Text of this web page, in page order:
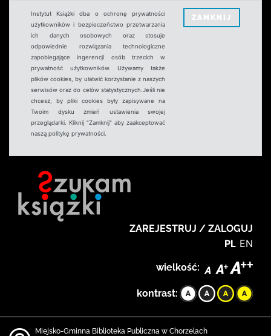
Instytut Książki dba o ochronę prywatności
użytkowników i bezpieczeństwo przetwarzania
ich danych osobowych oraz stosuje
odpowiednie rozwiązania technologiczne
zapobiegające ingerencji osób trzecich w
prywatność użytkowników. Używamy także
plików cookies, by ułatwić korzystanie z naszych
serwisów oraz do celów statystycznych.Jeśli nie
chcesz, by pliki cookies były zapisywane na
Twoim dysku zmień ustawienia swojej
przeglądarki. Kliknij "Zamknij" aby zaakceptować
naszą politykę prywatności.
ZAMKNIJ
ZAREJESTRUJ / ZALOGUJ
PL EN
wielkość:
kontrast:
Miejsko-Gminna Biblioteka Publiczna w Chorzelach